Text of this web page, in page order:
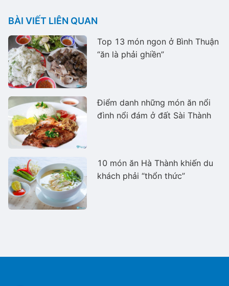
BÀI VIẾT LIÊN QUAN
Top 13 món ngon ở Bình Thuận
“ăn là phải ghiền”
Điểm danh những món ăn nổi
đình nổi đám ở đất Sài Thành
10 món ăn Hà Thành khiến du
khách phải “thổn thức”